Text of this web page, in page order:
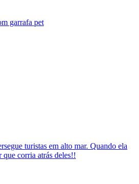
garrafa pet
turistas em alto mar. Quando ela
corria atrás deles!!